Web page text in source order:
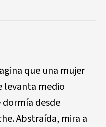
que una mujer
levanta medio
desde
Abstraída, mira a